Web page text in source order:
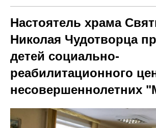
Настоятель храма
Николая Чудотворца
детей социально-
реабилитационного
несовершеннолетних